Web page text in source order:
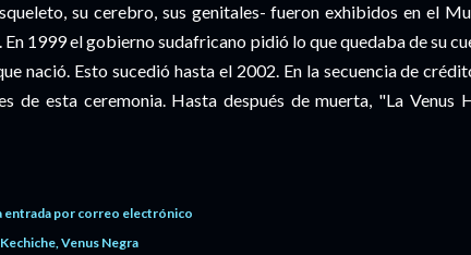
su cerebro, sus genitales- fueron exhibidos en el
En 1999 el gobierno sudafricano pidió lo que quedaba de su
nació. Esto sucedió hasta el 2002. En la secuencia de
de esta ceremonia. Hasta después de muerta, "La
entrada por correo electrónico
Venus Negra